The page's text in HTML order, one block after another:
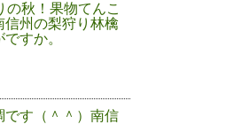
の秋！果物てんこ
信州の梨狩り林檎
すか。
です（＾＾）南信